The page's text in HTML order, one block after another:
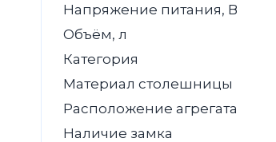
Напряжение питания, В
Объём, л
Категория
Материал столешницы
Расположение агрегата
Наличие замка